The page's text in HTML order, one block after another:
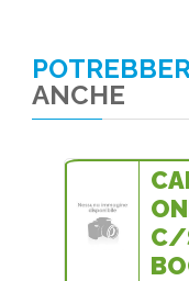
ANCHE
C/